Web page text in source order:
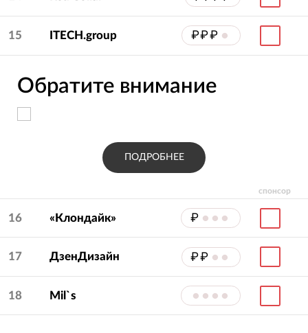
15 ITECH.group ₽₽₽ •
спонсор
Обратите внимание
ПОДРОБНЕЕ
16 «Клондайк» ₽ •••
17 ДзенДизайн ₽₽ ••
18 Mil`s ••••